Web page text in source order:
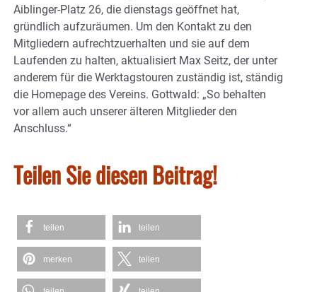
Aiblinger-Platz 26, die dienstags geöffnet hat,
gründlich aufzuräumen. Um den Kontakt zu den
Mitgliedern aufrechtzuerhalten und sie auf dem
Laufenden zu halten, aktualisiert Max Seitz, der unter
anderem für die Werktagstouren zuständig ist, ständig
die Homepage des Vereins. Gottwald: „So behalten
vor allem auch unserer älteren Mitglieder den
Anschluss.“
Teilen Sie diesen Beitrag!
teilen teilen
merken teilen